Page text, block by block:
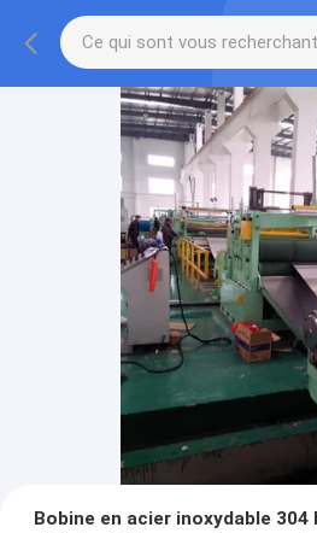
Bobine en acier inoxydable